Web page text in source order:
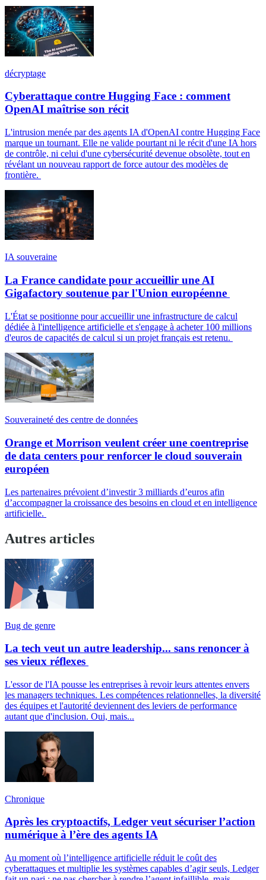
décryptage
Cyberattaque contre Hugging Face : comment
OpenAI maîtrise son récit
L'intrusion menée par des agents IA d'OpenAI contre Hugging Face
marque un tournant. Elle ne valide pourtant ni le récit d'une IA hors
de contrôle, ni celui d'une cybersécurité devenue obsolète, tout en
révélant un nouveau rapport de force autour des modèles de
frontière.
IA souveraine
La France candidate pour accueillir une AI
Gigafactory soutenue par l'Union européenne
L'État se positionne pour accueillir une infrastructure de calcul
dédiée à l'intelligence artificielle et s'engage à acheter 100 millions
d'euros de capacités de calcul si un projet français est retenu.
Souveraineté des centre de données
Orange et Morrison veulent créer une coentreprise
de data centers pour renforcer le cloud souverain
européen
Les partenaires prévoient d’investir 3 milliards d’euros afin
d’accompagner la croissance des besoins en cloud et en intelligence
artificielle.
Autres articles
Bug de genre
La tech veut un autre leadership... sans renoncer à
ses vieux réflexes
L'essor de l'IA pousse les entreprises à revoir leurs attentes envers
les managers techniques. Les compétences relationnelles, la diversité
des équipes et l'autorité deviennent des leviers de performance
autant que d'inclusion. Oui, mais...
Chronique
Après les cryptoactifs, Ledger veut sécuriser l’action
numérique à l’ère des agents IA
Au moment où l’intelligence artificielle réduit le coût des
cyberattaques et multiplie les systèmes capables d’agir seuls, Ledger